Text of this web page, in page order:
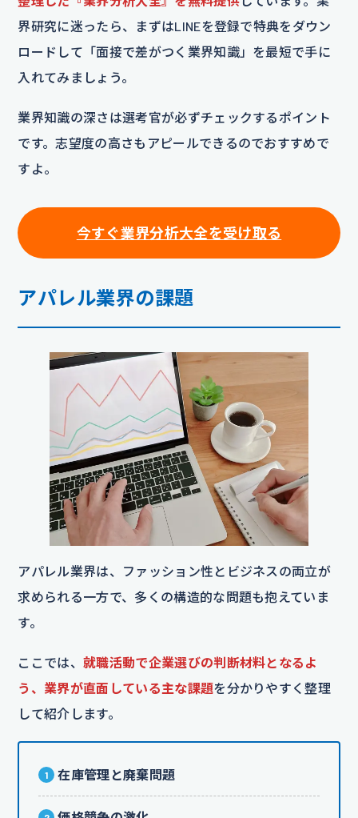
界研究に迷ったら、まずはLINEを登録で特典をダウン
ロードして「面接で差がつく業界知識」を最短で手に
入れてみましょう。
業界知識の深さは選考官が必ずチェックするポイント
です。志望度の高さもアピールできるのでおすすめで
すよ。
今すぐ業界分析大全を受け取る
アパレル業界の課題
アパレル業界は、ファッション性とビジネスの両立が
求められる一方で、多くの構造的な問題も抱えていま
す。
ここでは、 就職活動で企業選びの判断材料となるよ
う、業界が直面している主な課題を分かりやすく整理
して紹介します。
在庫管理と廃棄問題